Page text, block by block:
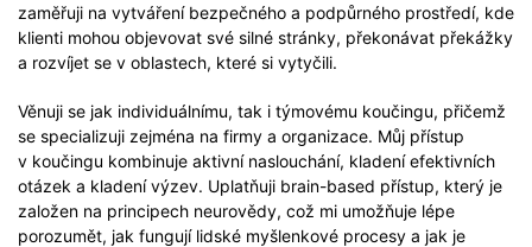
zaměřuji na vytváření bezpečného a podpůrného prostředí, kde
klienti mohou objevovat své silné stránky, překonávat překážky
a rozvíjet se v oblastech, které si vytyčili.
Věnuji se jak individuálnímu, tak i týmovému koučingu, přičemž
se specializuji zejména na firmy a organizace. Můj přístup
v koučingu kombinuje aktivní naslouchání, kladení efektivních
otázek a kladení výzev. Uplatňuji brain-based přístup, který je
založen na principech neurovědy, což mi umožňuje lépe
porozumět, jak fungují lidské myšlenkové procesy a jak je